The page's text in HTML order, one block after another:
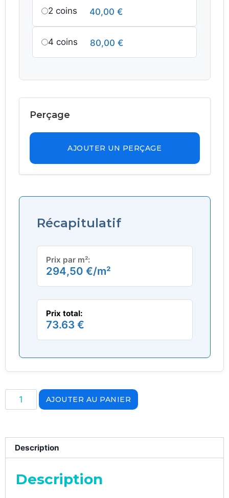
2 coins 40,00 €
4 coins 80,00 €
Perçage
AJOUTER UN PERÇAGE
Récapitulatif
Prix par m²:
294,50 €/m²
Prix total:
73.63 €
AJOUTER AU PANIER
Description
Description